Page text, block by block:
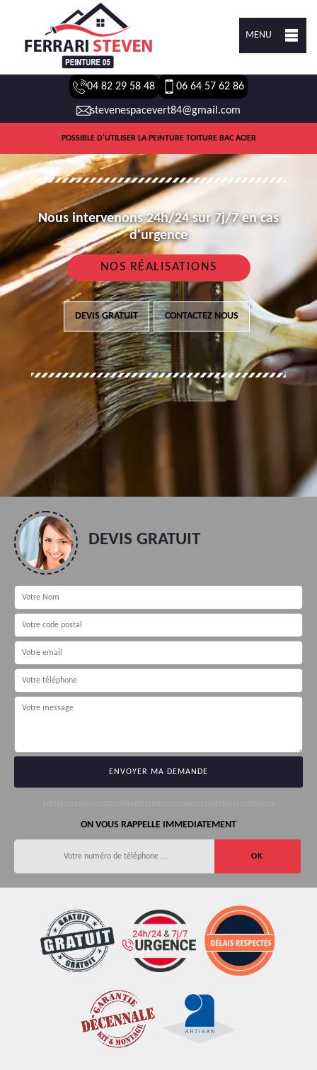
MENU
04 82 29 58 48 06 64 57 62 86
stevenespacevert84@gmail.com
POSSIBLE D'UTILISER LA PEINTURE TOITURE BAC ACIER
Nous intervenons 24h/24 sur 7j/7 en cas
d'urgence
NOS RÉALISATIONS
DEVIS GRATUIT CONTACTEZ NOUS
DEVIS GRATUIT
ON VOUS RAPPELLE IMMEDIATEMENT